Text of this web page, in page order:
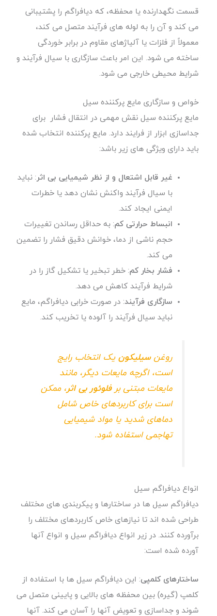
قسمت نگهدارنده یا محفظه، که دیافراگم را پشتیبانی
می کند و آن را به لوله های فرآیند متصل می کند،
معمولاً از فلزات یا آلیاژهای مقاوم در برابر خوردگی
ساخته می شود. این امر باعث سازگاری با سیال فرآیند و
شرایط محیطی خارجی می شود.
خواص و سازگاری مایع پرکننده سیل
مایع پرکننده سیل نقش مهمی در انتقال فشار برای
جداسازی ابزار از فرایند دارد. مایع پرکننده انتخاب شده
باید دارای ویژگی های زیر باشد:
غیر قابل اشتعال و از نظر شیمیایی بی اثر : نباید
با سیال فرآیند واکنش نشان دهد یا خطرات
ایمنی ایجاد کند.
انبساط حرارتی کم: به حداقل رساندن تغییرات
حجم ناشی از دما، خوانش دقیق فشار را تضمین
می کند.
فشار بخار کم: خطر تبخیر یا تشکیل گاز را در
شرایط فرآیند کاهش می دهد.
سازگاری فرآیند: در صورت خرابی دیافراگم، مایع
نباید سیال فرآیند را آلوده یا تخریب کند.
روغنسیلیکون یک انتخاب رایج
است، اگرچه مایعات دیگر، مانند
مایعات مبتنی برفلوئور بی اثر، ممکن
است برای کاربردهای خاص شامل
دماهای شدید یا مواد شیمیایی
تهاجمی استفاده شود.
انواع دیافراگم سیل
دیافراگم سیل ها در ساختارها و پیکربندی های مختلف
طراحی شده اند تا نیازهای خاص کاربردهای مختلف را
برآورده کنند. در زیر انواع دیافراگم سیل و انواع آنها
آورده شده است:
ساختارهای کلمپی: این دیافراگم سیل ها با استفاده از
کلمپ (گیره) بین محفظه های بالایی و پایینی متصل می
شوند و جداسازی و تعویض آنها را آسان می کند. آنها